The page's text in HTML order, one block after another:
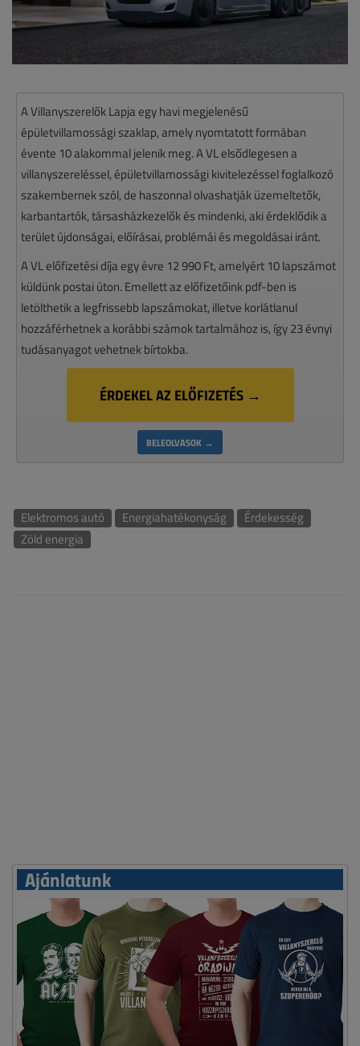
A Villanyszerelők Lapja egy havi megjelenésű
épületvillamossági szaklap, amely nyomtatott formában
évente 10 alakommal jelenik meg. A VL elsődlegesen a
villanyszereléssel, épületvillamossági kivitelezéssel foglalkozó
szakembernek szól, de haszonnal olvashatják üzemeltetők,
karbantartók, társasházkezelők és mindenki, aki érdeklődik a
terület újdonságai, előírásai, problémái és megoldásai iránt.
A VL előfizetési díja egy évre 12 990 Ft, amelyért 10 lapszámot
küldünk postai úton. Emellett az előfizetőink pdf-ben is
letölthetik a legfrissebb lapszámokat, illetve korlátlanul
hozzáférhetnek a korábbi számok tartalmához is, így 23 évnyi
tudásanyagot vehetnek bírtokba.
ÉRDEKEL AZ ELŐFIZETÉS →
BELEOLVASOK →
Elektromos autó Energiahatékonyság
Érdekesség
Zöld energia
Ajánlatunk